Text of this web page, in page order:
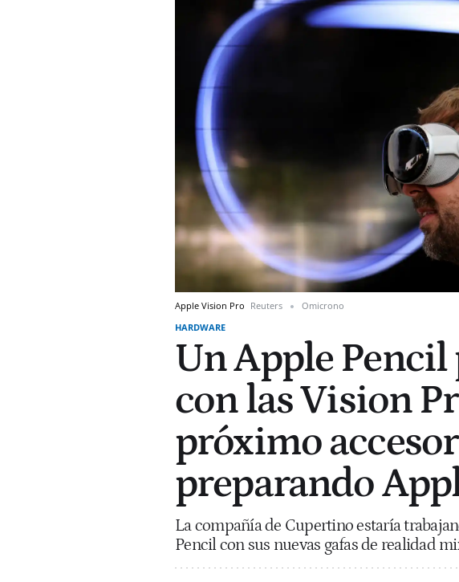
Apple Vision Pro Reuters
Omicrono
HARDWARE
Un Apple
con las Vision
próximo
preparando
La compañía de Cupertino estaría
Pencil con sus nuevas gafas de realidad